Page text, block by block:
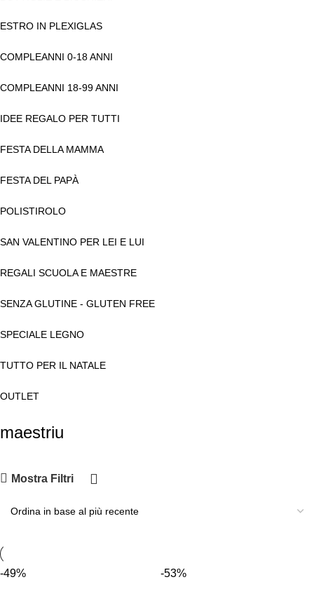
ESTRO IN PLEXIGLAS
COMPLEANNI 0-18 ANNI
COMPLEANNI 18-99 ANNI
IDEE REGALO PER TUTTI
FESTA DELLA MAMMA
FESTA DEL PAPÀ
POLISTIROLO
SAN VALENTINO PER LEI E LUI
REGALI SCUOLA E MAESTRE
SENZA GLUTINE - GLUTEN FREE
SPECIALE LEGNO
TUTTO PER IL NATALE
OUTLET
maestriu
Mostra Filtri
-49% -53%